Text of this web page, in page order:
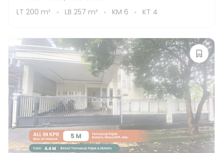
LT 200 m² LB 257 m² KM 6 KT 4